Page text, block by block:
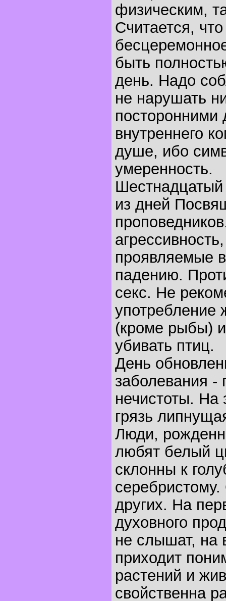
физическим,
Считается,
быть
день. Надо
не нарушать
посторонними
внутреннего
душе, ибо
умеренность.
из дней
проявляемые
падению.
секс. Не
употребление
(кроме рыбы)
убивать птиц.
День
заболевания -
нечистоты. На
грязь
Люди,
любят белый
склонны к
других. На
духовного
не слышат, на
приходит
растений и
свойственна